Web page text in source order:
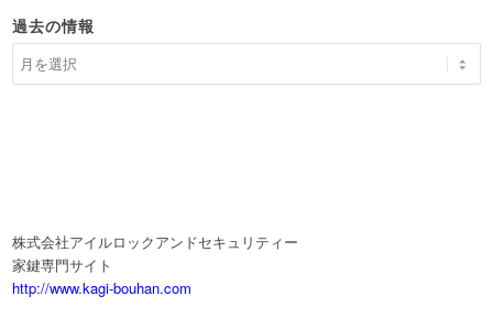
過去の情報
株式会社アイルロックアンドセキュリティー
家鍵専門サイト
http://www.kagi-bouhan.com